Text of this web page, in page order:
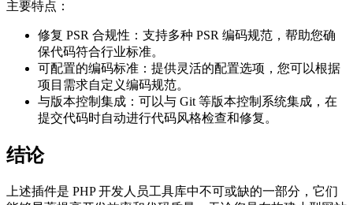
主要特点：
修复 PSR 合规性：支持多种 PSR 编码规范，帮助您确
保代码符合行业标准。
可配置的编码标准：提供灵活的配置选项，您可以根据
项目需求自定义编码规范。
与版本控制集成：可以与 Git 等版本控制系统集成，在
提交代码时自动进行代码风格检查和修复。
结论
上述插件是 PHP 开发人员工具库中不可或缺的一部分，它们